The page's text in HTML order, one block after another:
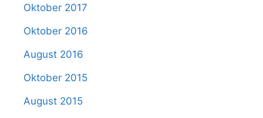
Oktober 2017
Oktober 2016
August 2016
Oktober 2015
August 2015